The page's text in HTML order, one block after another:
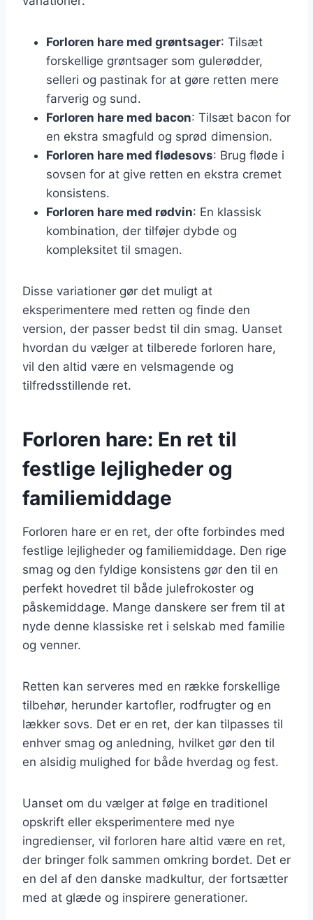
Forloren hare med grøntsager: Tilsæt
forskellige grøntsager som gulerødder,
selleri og pastinak for at gøre retten mere
farverig og sund.
Forloren hare med bacon: Tilsæt bacon for
en ekstra smagfuld og sprød dimension.
Forloren hare med flødesovs: Brug fløde i
sovsen for at give retten en ekstra cremet
konsistens.
Forloren hare med rødvin: En klassisk
kombination, der tilføjer dybde og
kompleksitet til smagen.
Disse variationer gør det muligt at
eksperimentere med retten og finde den
version, der passer bedst til din smag. Uanset
hvordan du vælger at tilberede forloren hare,
vil den altid være en velsmagende og
tilfredsstillende ret.
Forloren hare: En ret til
festlige lejligheder og
familiemiddage
Forloren hare er en ret, der ofte forbindes med
festlige lejligheder og familiemiddage. Den rige
smag og den fyldige konsistens gør den til en
perfekt hovedret til både julefrokoster og
påskemiddage. Mange danskere ser frem til at
nyde denne klassiske ret i selskab med familie
og venner.
Retten kan serveres med en række forskellige
tilbehør, herunder kartofler, rodfrugter og en
lækker sovs. Det er en ret, der kan tilpasses til
enhver smag og anledning, hvilket gør den til
en alsidig mulighed for både hverdag og fest.
Uanset om du vælger at følge en traditionel
opskrift eller eksperimentere med nye
ingredienser, vil forloren hare altid være en ret,
der bringer folk sammen omkring bordet. Det er
en del af den danske madkultur, der fortsætter
med at glæde og inspirere generationer.